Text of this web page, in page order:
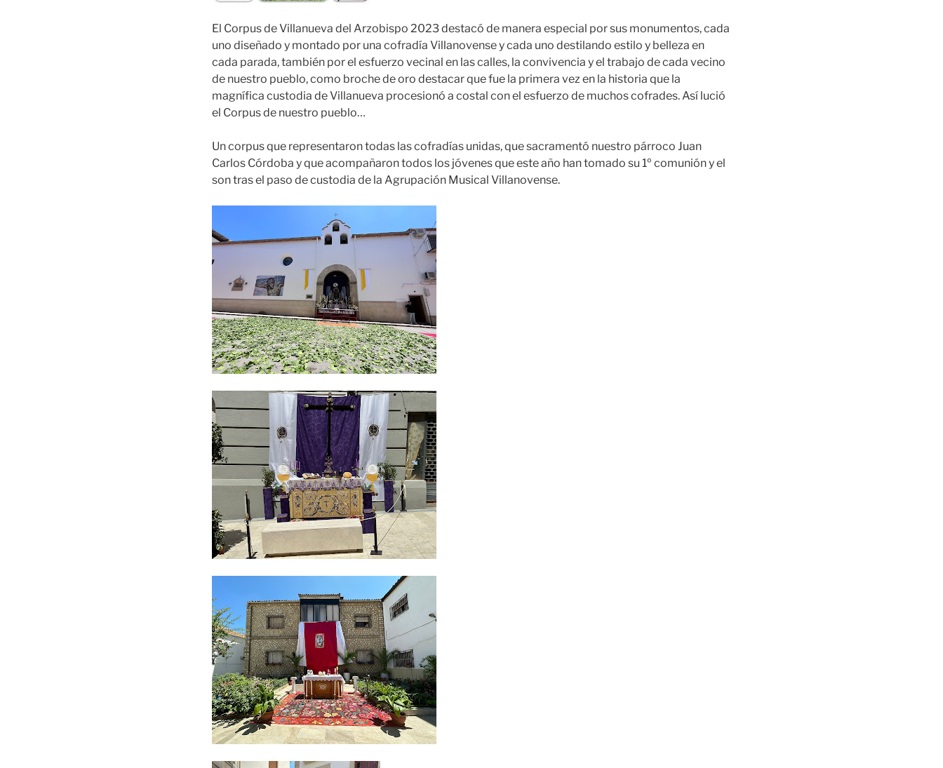
El Corpus de Villanueva del Arzobispo 2023 destacó de manera especial por sus monumentos, cada
uno diseñado y montado por una cofradía Villanovense y cada uno destilando estilo y belleza en
cada parada, también por el esfuerzo vecinal en las calles, la convivencia y el trabajo de cada vecino
de nuestro pueblo, como broche de oro destacar que fue la primera vez en la historia que la
magnífica custodia de Villanueva procesionó a costal con el esfuerzo de muchos cofrades. Así lució
el Corpus de nuestro pueblo…
Un corpus que representaron todas las cofradías unidas, que sacramentó nuestro párroco Juan
Carlos Córdoba y que acompañaron todos los jóvenes que este año han tomado su 1º comunión y el
son tras el paso de custodia de la Agrupación Musical Villanovense.